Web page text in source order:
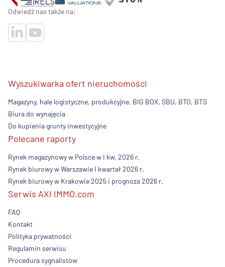
Odwiedź nas także na:
Wyszukiwarka ofert nieruchomości
Magazyny, hale logistyczne, produkcyjne, BIG BOX, SBU, BTO, BTS
Biura do wynajęcia
Do kupienia grunty inwestycyjne
Polecane raporty
Rynek magazynowy w Polsce w I kw. 2026 r.
Rynek biurowy w Warszawie I kwartał 2026 r.
Rynek biurowy w Krakowie 2025 i prognoza 2026 r.
Serwis AXI IMMO.com
FAQ
Kontakt
Polityka prywatności
Regulamin serwisu
Procedura sygnalistów